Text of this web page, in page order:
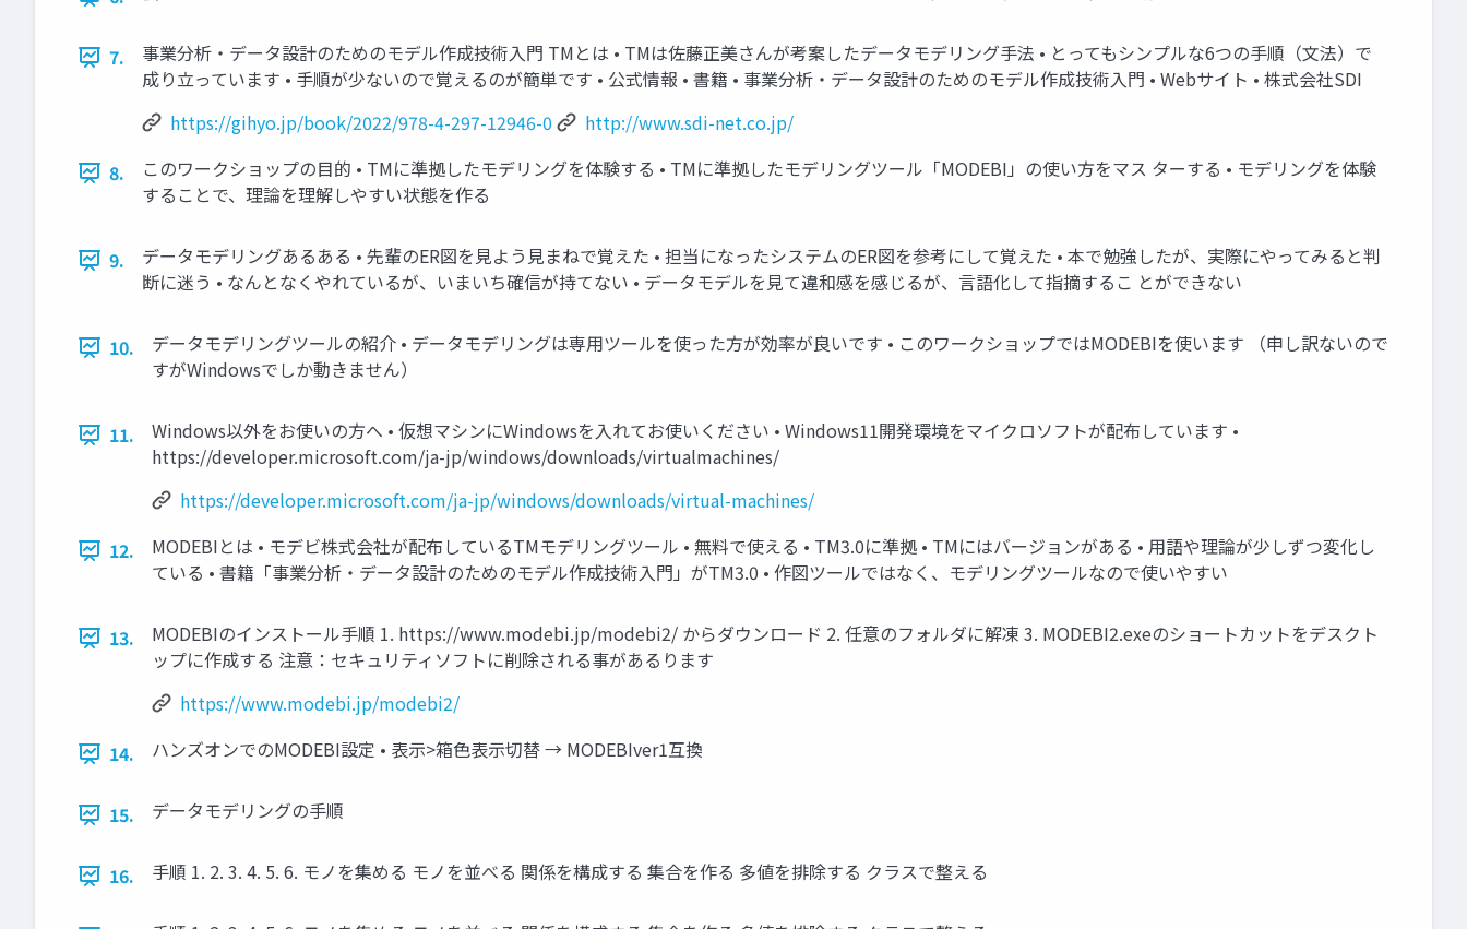
7.
事業分析・データ設計のためのモデル作成技術入門 TMとは • TMは佐藤正美さんが考案したデータモデリング手法 • とってもシンプルな6つの手順（文法）で
成り立っています • 手順が少ないので覚えるのが簡単です • 公式情報 • 書籍 • 事業分析・データ設計のためのモデル作成技術入門 • Webサイト • 株式会社SDI
https://gihyo.jp/book/2022/978-4-297-12946-0
http://www.sdi-net.co.jp/
8.
このワークショップの目的 • TMに準拠したモデリングを体験する • TMに準拠したモデリングツール「MODEBI」の使い方をマス ターする • モデリングを体験
することで、理論を理解しやすい状態を作る
9.
データモデリングあるある • 先輩のER図を見よう見まねで覚えた • 担当になったシステムのER図を参考にして覚えた • 本で勉強したが、実際にやってみると判
断に迷う • なんとなくやれているが、いまいち確信が持てない • データモデルを見て違和感を感じるが、言語化して指摘するこ とができない
10.
データモデリングツールの紹介 • データモデリングは専用ツールを使った方が効率が良いです • このワークショップではMODEBIを使います （申し訳ないので
すがWindowsでしか動きません）
11.
Windows以外をお使いの方へ • 仮想マシンにWindowsを入れてお使いください • Windows11開発環境をマイクロソフトが配布しています •
https://developer.microsoft.com/ja-jp/windows/downloads/virtualmachines/
https://developer.microsoft.com/ja-jp/windows/downloads/virtual-machines/
12.
MODEBIとは • モデビ株式会社が配布しているTMモデリングツール • 無料で使える • TM3.0に準拠 • TMにはバージョンがある • 用語や理論が少しずつ変化し
ている • 書籍「事業分析・データ設計のためのモデル作成技術入門」がTM3.0 • 作図ツールではなく、モデリングツールなので使いやすい
13.
MODEBIのインストール手順 1. https://www.modebi.jp/modebi2/ からダウンロード 2. 任意のフォルダに解凍 3. MODEBI2.exeのショートカットをデスクト
ップに作成する 注意：セキュリティソフトに削除される事があるります
https://www.modebi.jp/modebi2/
14.
ハンズオンでのMODEBI設定 • 表示>箱色表示切替 → MODEBIver1互換
15. データモデリングの手順
16. 手順 1. 2. 3. 4. 5. 6. モノを集める モノを並べる 関係を構成する 集合を作る 多値を排除する クラスで整える